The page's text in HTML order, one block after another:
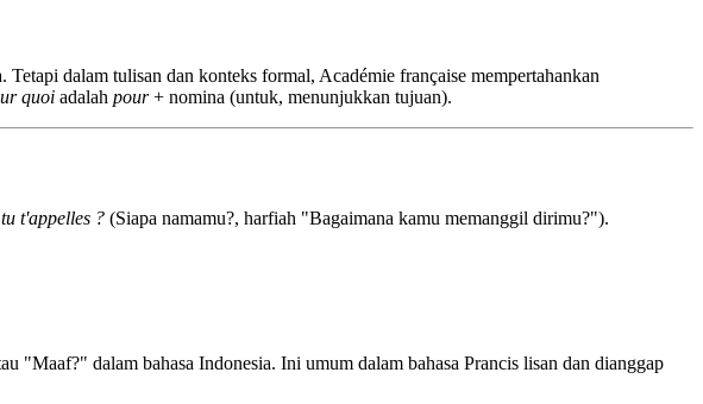
Tetapi dalam tulisan dan konteks formal, Académie française mempertahankan
quoi adalah pour+ nomina (untuk, menunjukkan tujuan).
t'appelles ? (Siapa namamu?, harfiah "Bagaimana kamu memanggil dirimu?").
"Maaf?" dalam bahasa Indonesia. Ini umum dalam bahasa Prancis lisan dan dianggap